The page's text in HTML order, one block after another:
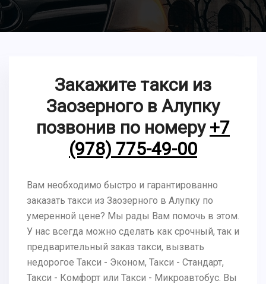
Закажите такси из
Заозерного в Алупку
позвонив по номеру +7
(978) 775-49-00
Вам необходимо быстро и гарантированно
заказать такси из Заозерного в Алупку по
умеренной цене? Мы рады Вам помочь в этом.
У нас всегда можно сделать как срочный, так и
предварительный заказ такси, вызвать
недорогое Такси - Эконом, Такси - Стандарт,
Такси - Комфорт или Такси - Микроавтобус. Вы